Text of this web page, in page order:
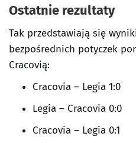
Ostatnie rezultaty
Tak przedstawiają się
bezpośrednich potyczek
Cracovią:
Cracovia – Legia 1:0
Legia – Cracovia 0:0
Cracovia – Legia 0:1